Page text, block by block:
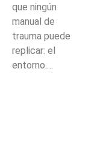
que ningún
manual de
trauma puede
replicar: el
entorno.…